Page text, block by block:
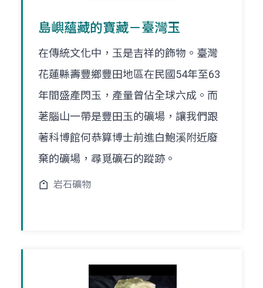
島嶼蘊藏的寶藏－臺灣玉
在傳統文化中，玉是吉祥的飾物。臺灣
花蓮縣壽豐鄉豐田地區在民國54年至63
年間盛產閃玉，產量曾佔全球六成。而
荖腦山一帶是豐田玉的礦場，讓我們跟
著科博館何恭算博士前進白鮑溪附近廢
棄的礦場，尋覓礦石的蹤跡。
岩石礦物